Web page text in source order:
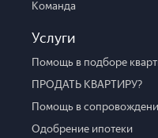
Команда
Услуги
Помощь в подборе
ПРОДАТЬ КВАРТИРУ?
Помощь в
Одобрение ипотеки